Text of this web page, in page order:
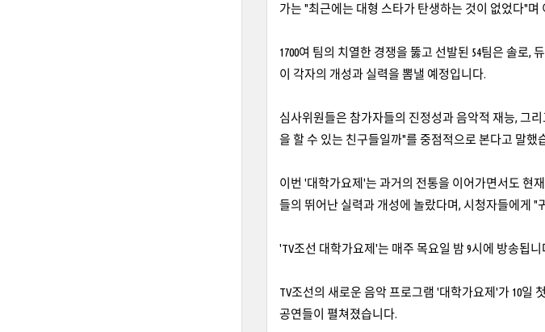
가는 "최근에는 대형 스타가 탄생하는 것이 없었다"
1700여 팀의 치열한 경쟁을 뚫고 선발된 54팀은 솔로,
이 각자의 개성과 실력을 뽐낼 예정입니다.
심사위원들은 참가자들의 진정성과 음악적 재능, 그
을 할 수 있는 친구들일까"를 중점적으로 본다고 말했
이번 '대학가요제'는 과거의 전통을 이어가면서도 현
들의 뛰어난 실력과 개성에 놀랐다며, 시청자들에게
'TV조선 대학가요제'는 매주 목요일 밤 9시에 방송됩
TV조선의 새로운 음악 프로그램 '대학가요제'가 10일
공연들이 펼쳐졌습니다.